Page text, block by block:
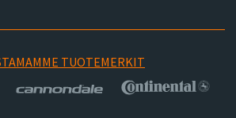
TUOTEMERKIT